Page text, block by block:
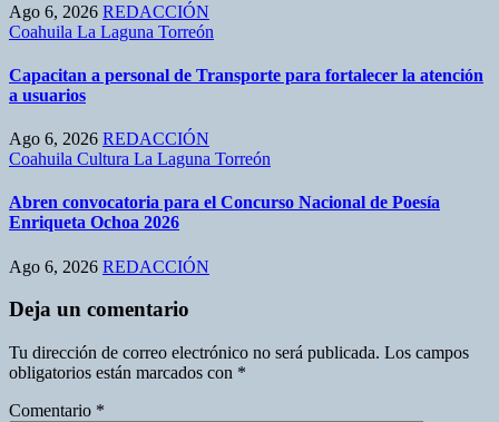
Ago 6, 2026 REDACCIÓN
Coahuila La Laguna Torreón
Capacitan a personal de Transporte para fortalecer la atención
a usuarios
Ago 6, 2026 REDACCIÓN
Coahuila Cultura La Laguna Torreón
Abren convocatoria para el Concurso Nacional de Poesía
Enriqueta Ochoa 2026
Ago 6, 2026 REDACCIÓN
Deja un comentario
Tu dirección de correo electrónico no será publicada. Los campos
obligatorios están marcados con *
Comentario *